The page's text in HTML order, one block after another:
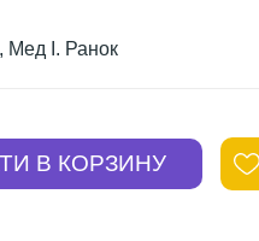
Мед І. Ранок